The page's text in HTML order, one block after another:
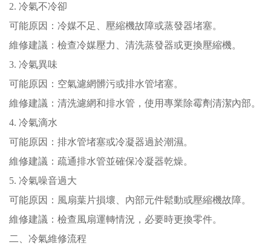
2. 冷氣不冷卻
可能原因：冷媒不足、壓縮機故障或蒸發器堵塞。
維修建議：檢查冷媒壓力、清洗蒸發器或更換壓縮機。
3. 冷氣異味
可能原因：空氣濾網髒污或排水管堵塞。
維修建議：清洗濾網和排水管，使用專業除霉劑清潔內部。
4. 冷氣滴水
可能原因：排水管堵塞或冷凝器過於潮濕。
維修建議：疏通排水管並確保冷凝器乾燥。
5. 冷氣噪音過大
可能原因：風扇葉片損壞、內部元件鬆動或壓縮機故障。
維修建議：檢查風扇運轉情況，必要時更換零件。
二、冷氣維修流程